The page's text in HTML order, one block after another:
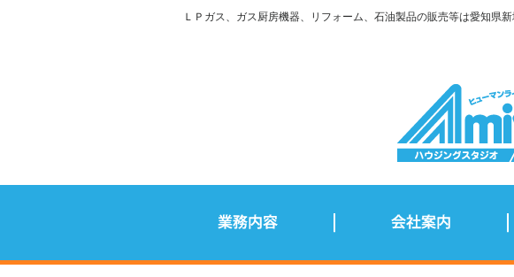
ＬＰガス、ガス厨房機器、リフォーム、石油製品の販売等は愛知県